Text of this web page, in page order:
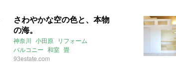
さわやかな空の色と、本物
の海。
神奈川 小田原 リフォーム
バルコニー 和室 畳
オーシャンビュー
93estate.com